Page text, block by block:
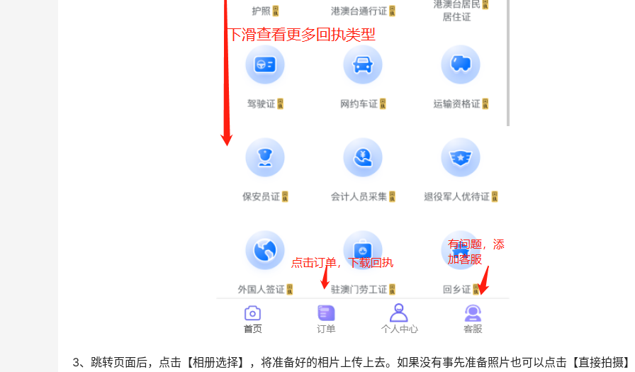
3、跳转页面后，点击【相册选择】，将准备好的相片上传上去。如果没有事先准备照片也可以点击【直接拍摄